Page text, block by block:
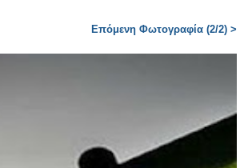
Επόμενη Φωτογραφία (2/2) >